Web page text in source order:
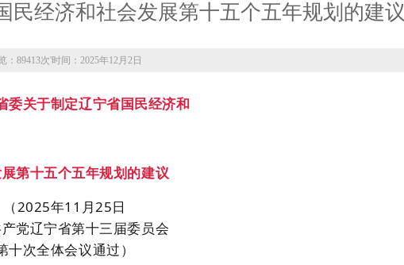
民经济和社会发展第十五个五年规划的建议
：89413次'时间：2025年12月2日
委关于制定辽宁省国民经济和
第十五个五年规划的建议
（2025年11月25日
党辽宁省第十三届委员会
十次全体会议通过）